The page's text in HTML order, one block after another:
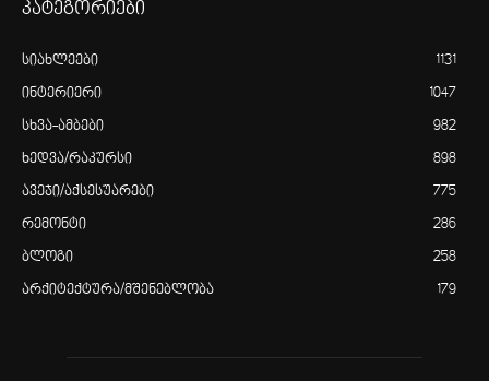
კატეგორიები
სიახლეები 1131
ინტერიერი 1047
სხვა-ამბები 982
ხედვა/რაკურსი 898
ავეჯი/აქსესუარები 775
რემონტი 286
ბლოგი 258
არქიტექტურა/მშენებლობა 179